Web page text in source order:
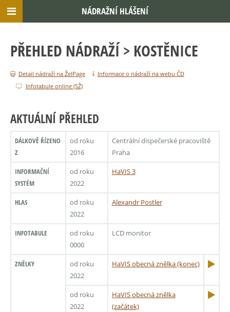
PŘEHLED NÁDRAŽÍ > KOSTĚNICE
Detail nádraží na ŽelPage
Informace o nádraží na webu ČD
Infotabule online (SŽ)
AKTUÁLNÍ PŘEHLED
DÁLKOVĚ ŘÍZENO
Z
od roku
2016
Centrální dispečerské pracoviště
Praha
INFORMAČNÍ
SYSTÉM
od roku
2022
HaVIS 3
HLAS
od roku
2022
Alexandr Postler
INFOTABULE
od roku
0000
LCD monitor
ZNĚLKY
od roku
2022
HaVIS obecná znělka (konec)
od roku
2022
HaVIS obecná znělka
(začátek)
NÁDRAŽNÍ HLÁŠENÍ